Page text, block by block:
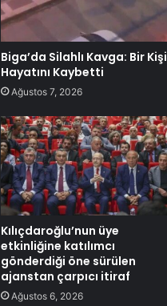
Biga’da Silahlı Kavga: Bir Kişi
Hayatını Kaybetti
Ağustos 7, 2026
Kılıçdaroğlu’nun üye
etkinliğine katılımcı
gönderdiği öne sürülen
ajanstan çarpıcı itiraf
Ağustos 6, 2026